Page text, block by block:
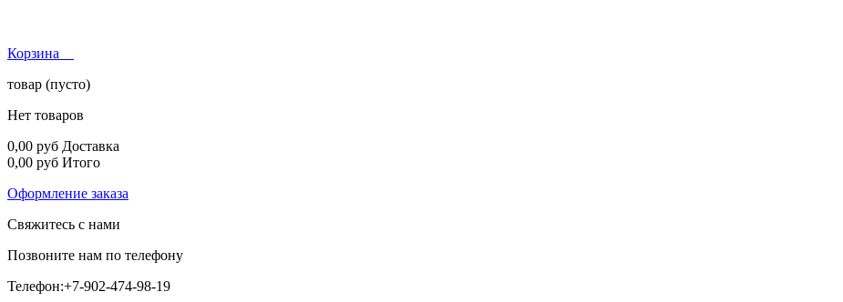
Корзина
товар (пусто)
Нет товаров
0,00 руб Доставка
0,00 руб Итого
Оформление заказа
Свяжитесь с нами
Позвоните нам по телефону
Телефон:+7-902-474-98-19